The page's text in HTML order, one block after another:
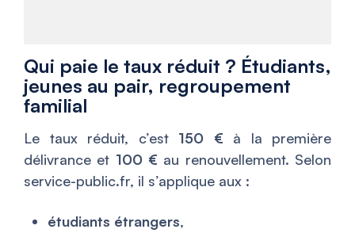
Qui paie le taux réduit ? Étudiants,
jeunes au pair, regroupement
familial
Le taux réduit, c’est 150 € à la première
délivrance et 100 € au renouvellement. Selon
service-public.fr, il s’applique aux :
étudiants étrangers,